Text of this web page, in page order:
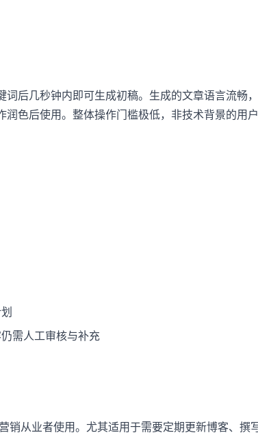
后几秒钟内即可生成初稿。生成的文章语言流畅
色后使用。整体操作门槛极低，非技术背景的用
需人工审核与补充
从业者使用。尤其适用于需要定期更新博客、撰